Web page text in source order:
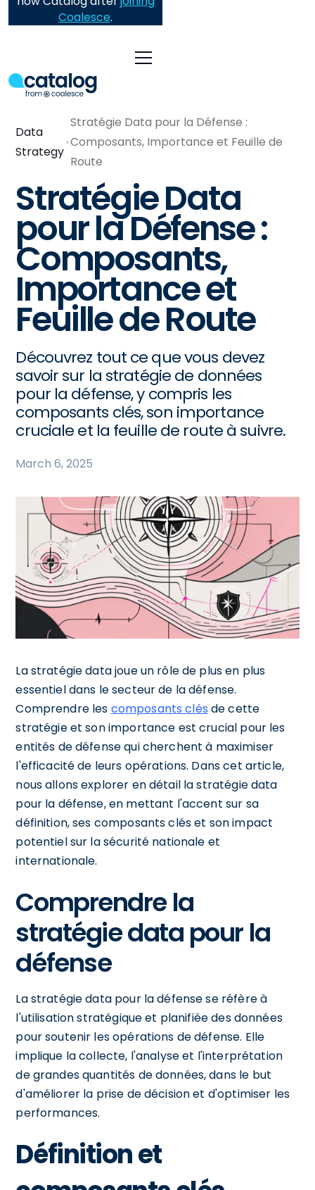
Coalesce.
Data
Strategy
Stratégie Data pour la Défense :
Composants, Importance et Feuille de
Route
Stratégie Data
pour la Défense :
Composants,
Importance et
Feuille de Route
Découvrez tout ce que vous devez
savoir sur la stratégie de données
pour la défense, y compris les
composants clés, son importance
cruciale et la feuille de route à suivre.
March 6, 2025
La stratégie data joue un rôle de plus en plus
essentiel dans le secteur de la défense.
Comprendre les composants clés de cette
stratégie et son importance est crucial pour les
entités de défense qui cherchent à maximiser
l'efficacité de leurs opérations. Dans cet article,
nous allons explorer en détail la stratégie data
pour la défense, en mettant l'accent sur sa
définition, ses composants clés et son impact
potentiel sur la sécurité nationale et
internationale.
Comprendre la
stratégie data pour la
défense
La stratégie data pour la défense se réfère à
l'utilisation stratégique et planifiée des données
pour soutenir les opérations de défense. Elle
implique la collecte, l'analyse et l'interprétation
de grandes quantités de données, dans le but
d'améliorer la prise de décision et d'optimiser les
performances.
Définition et